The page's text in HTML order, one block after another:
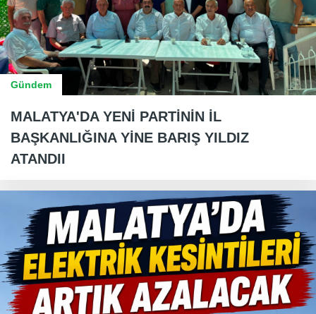
Gündem
MALATYA'DA YENİ PARTİNİN İL
BAŞKANLIĞINA YİNE BARIŞ YILDIZ
ATANDII